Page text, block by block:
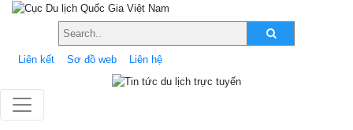
Liên kết Sơ đồ web Liên hệ